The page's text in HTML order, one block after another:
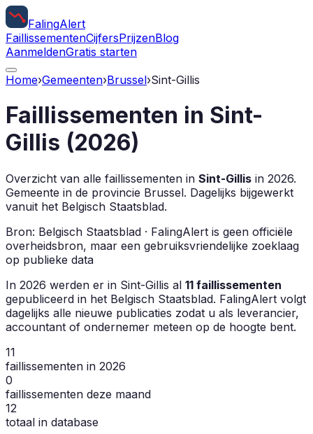
FalingAlert
FaillissementenCijfersPrijzenBlog
AanmeldenGratis starten
Home›Gemeenten›Brussel›Sint-Gillis
Faillissementen in Sint-
Gillis (2026)
Overzicht van alle faillissementen in Sint-Gillis in 2026.
Gemeente in de provincie Brussel. Dagelijks bijgewerkt
vanuit het Belgisch Staatsblad.
Bron: Belgisch Staatsblad · FalingAlert is geen officiële
overheidsbron, maar een gebruiksvriendelijke zoeklaag
op publieke data
In 2026 werden er in Sint-Gillis al 11 faillissementen
gepubliceerd in het Belgisch Staatsblad. FalingAlert volgt
dagelijks alle nieuwe publicaties zodat u als leverancier,
accountant of ondernemer meteen op de hoogte bent.
11
faillissementen in 2026
0
faillissementen deze maand
12
totaal in database